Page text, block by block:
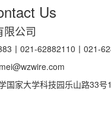
Us
限公司
丨021-62882110丨021-
国家大学科技园乐山路33号